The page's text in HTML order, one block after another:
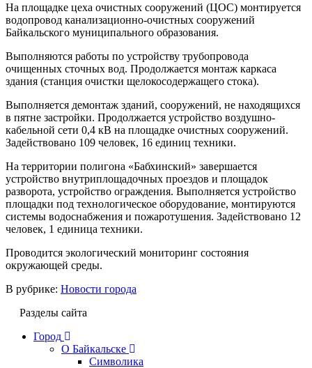
На площадке цеха очистных сооружений (ЦОС) монтируется
водопровод канализационно-очистных сооружений
Байкальского муниципального образования.
Выполняются работы по устройству трубопровода
очищенных сточных вод. Продолжается монтаж каркаса
здания (станция очистки щелокосодержащего стока).
Выполняется демонтаж зданий, сооружений, не находящихся
в пятне застройки. Продолжается устройство воздушно-
кабельной сети 0,4 кВ на площадке очистных сооружений.
Задействовано 109 человек, 16 единиц техники.
На территории полигона «Бабхинский» завершается
устройство внутриплощадочных проездов и площадок
разворота, устройство ограждения. Выполняется устройство
площадки под технологическое оборудование, монтируются
системы водоснабжения и пожаротушения. Задействовано 12
человек, 1 единица техники.
Проводится экологический мониторинг состояния
окружающей среды.
В рубрике: Новости города
Разделы сайта
Город
О Байкальске
Символика